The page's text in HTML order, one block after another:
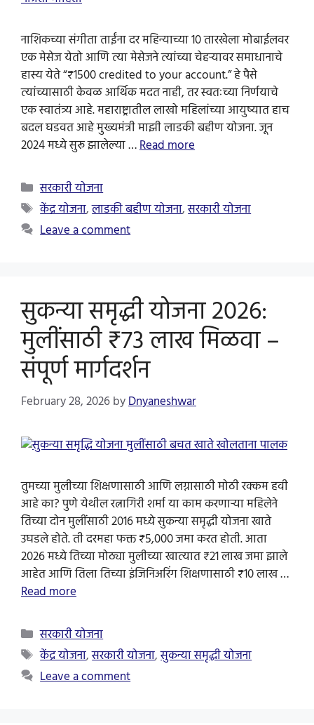
नाशिकच्या संगीता ताईंना दर महिन्याच्या 10 तारखेला मोबाईलवर
एक मेसेज येतो आणि त्या मेसेजने त्यांच्या चेहऱ्यावर समाधानाचे
हास्य येते “₹1500 credited to your account.” हे पैसे
त्यांच्यासाठी केवळ आर्थिक मदत नाही, तर स्वतःच्या निर्णयाचे
एक स्वातंत्र्य आहे. महाराष्ट्रातील लाखो महिलांच्या आयुष्यात हाच
बदल घडवत आहे मुख्यमंत्री माझी लाडकी बहीण योजना. जून
2024 मध्ये सुरू झालेल्या …Read more
Categories
सरकारी योजना
Tags
केंद्र योजना,लाडकी बहीण योजना,सरकारी योजना
Leave a comment
सुकन्या समृद्धी योजना 2026:
मुलींसाठी ₹73 लाख मिळवा –
संपूर्ण मार्गदर्शन
February 28, 2026byDnyaneshwar
तुमच्या मुलीच्या शिक्षणासाठी आणि लग्नासाठी मोठी रक्कम हवी
आहे का? पुणे येथील रत्नागिरी शर्मा या काम करणाऱ्या महिलेने
तिच्या दोन मुलींसाठी 2016 मध्ये सुकन्या समृद्धी योजना खाते
उघडले होते. ती दरमहा फक्त ₹5,000 जमा करत होती. आता
2026 मध्ये तिच्या मोठ्या मुलीच्या खात्यात ₹21 लाख जमा झाले
आहेत आणि तिला तिच्या इंजिनिअरिंग शिक्षणासाठी ₹10 लाख …
Read more
Categories
सरकारी योजना
Tags
केंद्र योजना,सरकारी योजना,सुकन्या समृद्धी योजना
Leave a comment